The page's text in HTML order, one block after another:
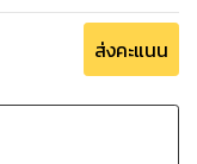
ส่งคะแนน